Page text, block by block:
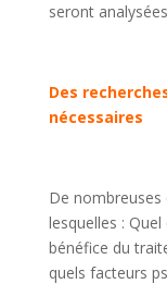
seront
Des
nécessaires
De
lesquelles :
bénéfice du
quels facteurs